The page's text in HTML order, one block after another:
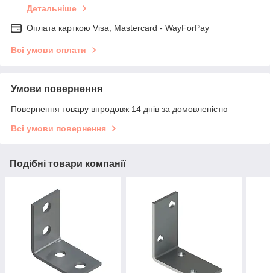
Детальніше
Оплата карткою Visa, Mastercard - WayForPay
Всі умови оплати
Умови повернення
Повернення товару впродовж 14 днів за домовленістю
Всі умови повернення
Подібні товари компанії